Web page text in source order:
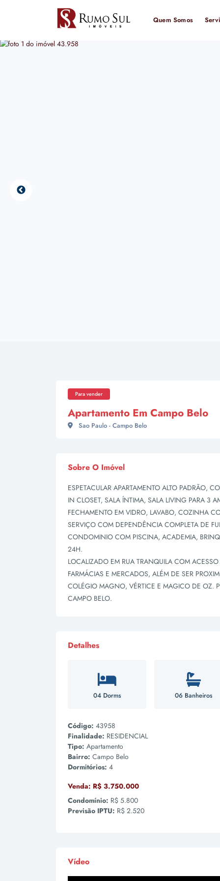
Quem Somos
Para vender
Apartamento Em Campo Belo
Sao Paulo - Campo Belo
Sobre O Imóvel
ESPETACULAR APARTAMENTO ALTO PADRÃO,
IN CLOSET, SALA ÍNTIMA, SALA LIVING PARA 3
FECHAMENTO EM VIDRO, LAVABO, COZINHA
SERVIÇO COM DEPENDÊNCIA COMPLETA DE
CONDOMINIO COM PISCINA, ACADEMIA,
24H.
LOCALIZADO EM RUA TRANQUILA COM
FARMÁCIAS E MERCADOS, ALÉM DE SER
COLÉGIO MAGNO, VÉRTICE E MAGICO DE OZ.
CAMPO BELO.
Detalhes
04 Dorms 06 Banheiros
Código: 43958
Finalidade: RESIDENCIAL
Tipo: Apartamento
Bairro: Campo Belo
Dormitórios: 4
Venda: R$ 3.750.000
Condomínio: R$ 5.800
Previsão IPTU: R$ 2.520
Vídeo